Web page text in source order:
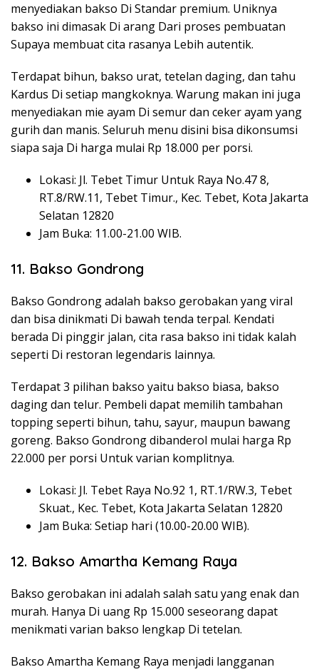
menyediakan bakso Di Standar premium. Uniknya
bakso ini dimasak Di arang Dari proses pembuatan
Supaya membuat cita rasanya Lebih autentik.
Terdapat bihun, bakso urat, tetelan daging, dan tahu
Kardus Di setiap mangkoknya. Warung makan ini juga
menyediakan mie ayam Di semur dan ceker ayam yang
gurih dan manis. Seluruh menu disini bisa dikonsumsi
siapa saja Di harga mulai Rp 18.000 per porsi.
Lokasi: Jl. Tebet Timur Untuk Raya No.47 8,
RT.8/RW.11, Tebet Timur., Kec. Tebet, Kota Jakarta
Selatan 12820
Jam Buka: 11.00-21.00 WIB.
11. Bakso Gondrong
Bakso Gondrong adalah bakso gerobakan yang viral
dan bisa dinikmati Di bawah tenda terpal. Kendati
berada Di pinggir jalan, cita rasa bakso ini tidak kalah
seperti Di restoran legendaris lainnya.
Terdapat 3 pilihan bakso yaitu bakso biasa, bakso
daging dan telur. Pembeli dapat memilih tambahan
topping seperti bihun, tahu, sayur, maupun bawang
goreng. Bakso Gondrong dibanderol mulai harga Rp
22.000 per porsi Untuk varian komplitnya.
Lokasi: Jl. Tebet Raya No.92 1, RT.1/RW.3, Tebet
Skuat., Kec. Tebet, Kota Jakarta Selatan 12820
Jam Buka: Setiap hari (10.00-20.00 WIB).
12. Bakso Amartha Kemang Raya
Bakso gerobakan ini adalah salah satu yang enak dan
murah. Hanya Di uang Rp 15.000 seseorang dapat
menikmati varian bakso lengkap Di tetelan.
Bakso Amartha Kemang Raya menjadi langganan